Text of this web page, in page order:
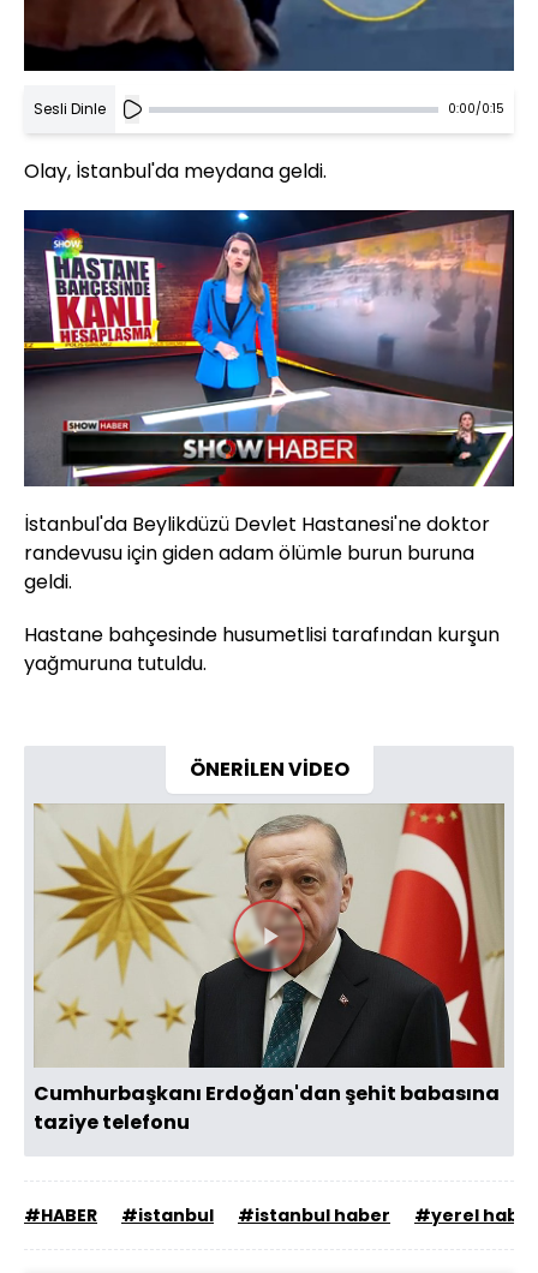
Sesli Dinle 0:00/0:15
Olay, İstanbul'da meydana geldi.
Sesi
Aç
Yüklendi:
30.39%
Oynatma
Hızı
İstanbul'da Beylikdüzü Devlet Hastanesi'ne doktor
randevusu için giden adam ölümle burun buruna
geldi.
Hastane bahçesinde husumetlisi tarafından kurşun
yağmuruna tutuldu.
ÖNERİLEN VİDEO
Videoyu
Oynat
Cumhurbaşkanı Erdoğan'dan şehit babasına
taziye telefonu
#HABER #istanbul #istanbul haber #yerel haber